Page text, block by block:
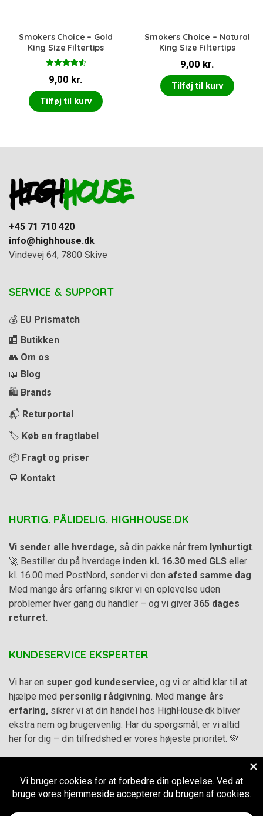
Smokers Choice – Gold
King Size Filtertips
4.60ud af
9,00 kr.
Tilføj til kurv
Smokers Choice – Natural
King Size Filtertips
9,00 kr.
Tilføj til kurv
+45 71 710 420
info@highhouse.dk
Vindevej 64, 7800 Skive
SERVICE & SUPPORT
💰 EU Prismatch
🏬 Butikken
👥 Om os
📖 Blog
🛍️ Brands
📬 Returportal
🏷️ Køb en fragtlabel
📦 Fragt og priser
💬 Kontakt
HURTIG. PÅLIDELIG. HIGHHOUSE.DK
Vi sender alle hverdage, så din pakke når frem lynhurtigt.
🚀 Bestiller du på hverdage inden kl. 16.30 med GLS eller
kl. 16.00 med PostNord, sender vi den afsted samme dag.
Med mange års erfaring sikrer vi en oplevelse uden
problemer hver gang du handler – og vi giver 365 dages
returret.
KUNDESERVICE EKSPERTER
Vi har en super god kundeservice, og vi er altid klar til at
hjælpe med personlig rådgivning. Med mange års
erfaring, sikrer vi at din handel hos HighHouse.dk bliver
ekstra nem og brugervenlig. Har du spørgsmål, er vi altid
her for dig – din tilfredshed er vores højeste prioritet. 💚